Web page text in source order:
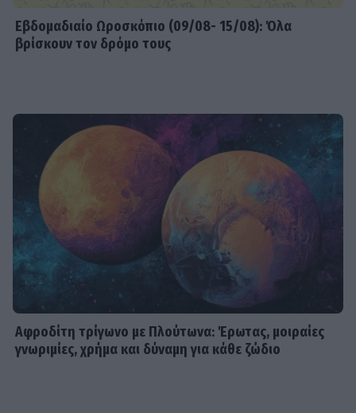
Εβδομαδιαίo Ωροσκόπιο (09/08- 15/08): Όλα
βρίσκουν τον δρόμο τους
Αφροδίτη τρίγωνο με Πλούτωνα: Έρωτας, μοιραίες
γνωριμίες, χρήμα και δύναμη για κάθε ζώδιο